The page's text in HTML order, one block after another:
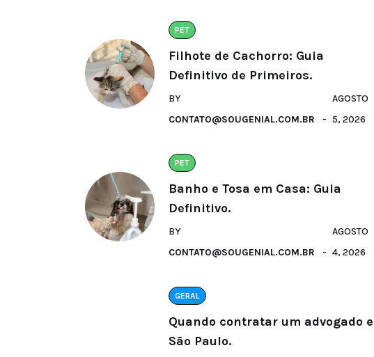
PET
Filhote de Cachorro: Guia
Definitivo de Primeiros.
BY
CONTATO@SOUGENIAL.COM.BR
AGOSTO
5, 2026
PET
Banho e Tosa em Casa: Guia
Definitivo.
BY
CONTATO@SOUGENIAL.COM.BR
AGOSTO
4, 2026
GERAL
Quando contratar um advogado
São Paulo.